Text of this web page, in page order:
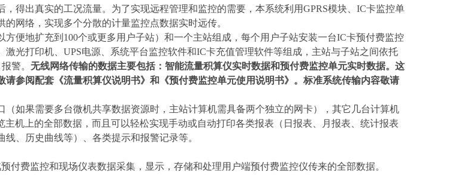
，得出真实的工况流量。为了实现远程管理和监控的需要， 本系统利用GPRS模块、IC卡监控单
的网络，实现多个分散的计量监控点数据实时远传。
方便地扩充到 100个或更多用户子站）和一个主站组成，每个用户子站安装一台IC卡预付费监控
、激光打印机、UPS电源、 系统平台监控软件和IC卡充值管理软件等组成，主站与子站之间依托
报警。 无线网络传输的数据主要包括：智能流量积算仪实时数据和预付费监控单元实时数据。这
请参阅配套《流量积算仪说明书》和《预付费监控单元使用说明书》。标准系统传输内容敬请
（如果需要多台微机共享数据资源时，主站计算机需具备两个独立的网卡），其它几台计算机
主机上的全部数据，而且可以轻松实现手动或自动打印各类报表（日报表、月报表、统计报表
线、历史曲线等）、各类提示和报警记录等。
付费监控和现场仪表数据采集，显示，存储和处理用户端预付费监控仪传来的全部数据。